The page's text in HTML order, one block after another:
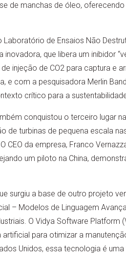
de manchas de óleo,
de Ensaios Não
que libera um inibidor
injeção de CO2 para captura e
e com a pesquisadora Merlin
crítico para a
conquistou o terceiro lugar
de turbinas de pequena escala
CEO da empresa, Franco
um piloto na China,
surgiu a base de outro projeto
– Modelos de Linguagem
O Vidya Software Platform
artificial para otimizar a
Unidos, essa tecnologia é